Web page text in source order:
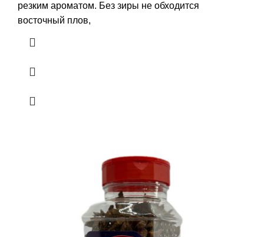
резким ароматом. Без зиры не обходится
восточный плов,